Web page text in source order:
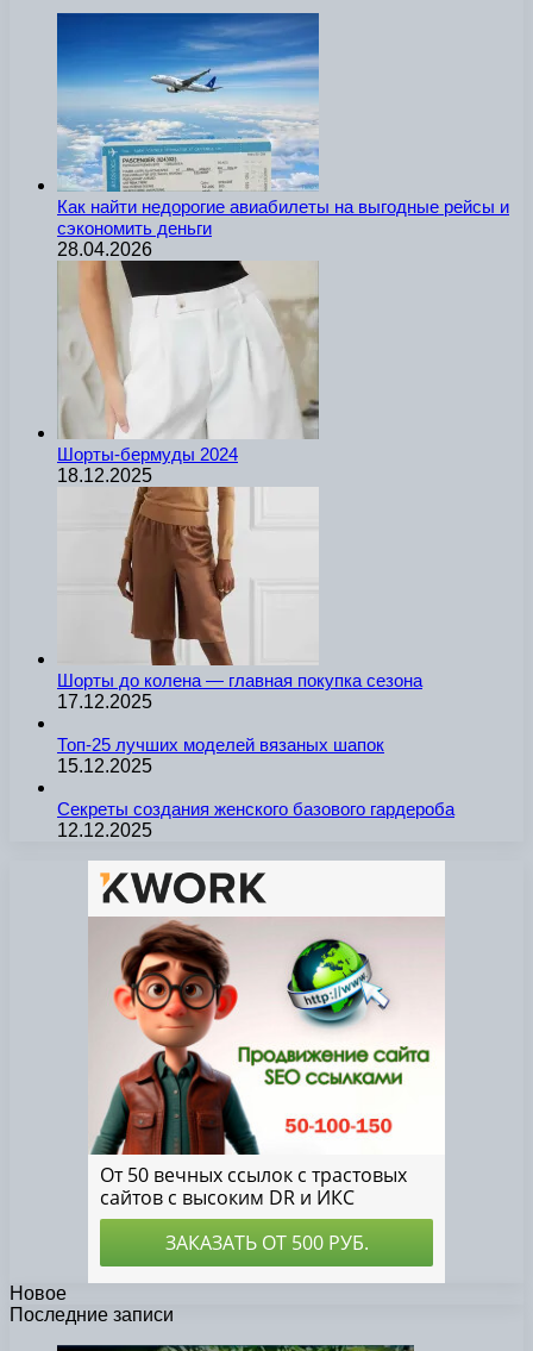
Как найти недорогие авиабилеты на выгодные рейсы и
сэкономить деньги
28.04.2026
Шорты-бермуды 2024
18.12.2025
Шорты до колена — главная покупка сезона
17.12.2025
Топ-25 лучших моделей вязаных шапок
15.12.2025
Секреты создания женского базового гардероба
12.12.2025
Новое
Последние записи